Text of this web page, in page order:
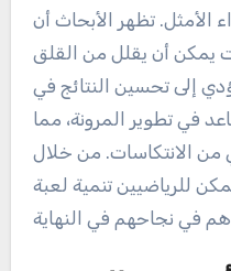
الأمثل. تظهر الأبحاث أن
يمكن أن يقلل من القلق
إلى تحسين النتائج في
في تطوير المرونة، مما
من الانتكاسات. من خلال
للرياضيين تنمية لعبة